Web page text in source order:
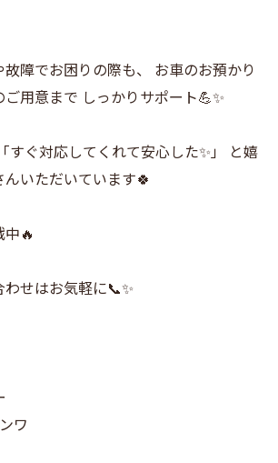
障でお困りの際も、 お車のお預かり
用意まで しっかりサポート💪✨
すぐ対応してくれて安心した✨」 と嬉
いただいています🍀
🔥
せはお気軽に📞✨
ワ